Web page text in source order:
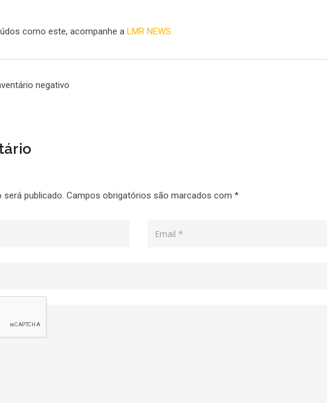
como este, acompanhe a LMR NEWS.
negativo
será publicado. Campos obrigatórios são marcados com *